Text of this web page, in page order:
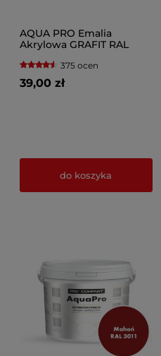
AQUA PRO Emalia
Akrylowa GRAFIT RAL
375 ocen
39,00 zł
do koszyka